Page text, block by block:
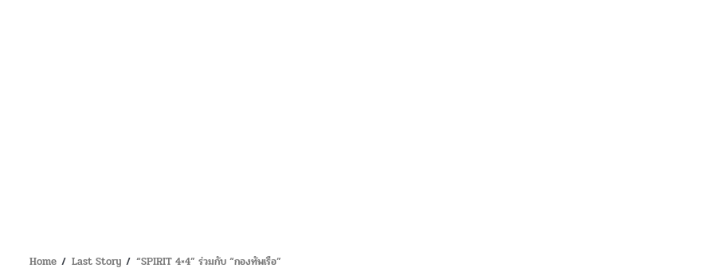
Home Last Story “SPIRIT 4×4” ร่วมกับ “กองทัพเรือ”